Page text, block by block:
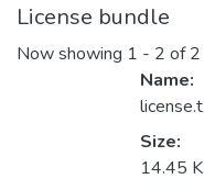
License bundle
Now showing 1 - 2 of 2
Name:
Size:
14.45